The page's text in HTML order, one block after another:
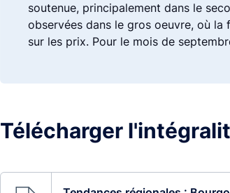
soutenue, principalement dans le
observées dans le gros oeuvre, où
sur les prix. Pour le mois de
Télécharger